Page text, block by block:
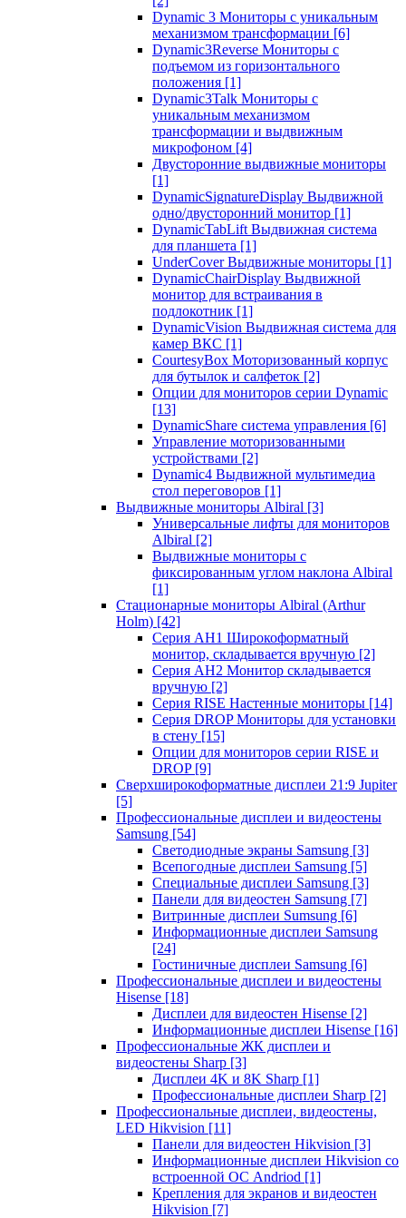
Dynamic 3 Мониторы с уникальным
механизмом трансформации [6]
Dynamic3Reverse Мониторы с
подъемом из горизонтального
положения [1]
Dynamic3Talk Мониторы с
уникальным механизмом
трансформации и выдвижным
микрофоном [4]
Двусторонние выдвижные мониторы
[1]
DynamicSignatureDisplay Выдвижной
одно/двусторонний монитор [1]
DynamicTabLift Выдвижная система
для планшета [1]
UnderCover Выдвижные мониторы [1]
DynamicChairDisplay Выдвижной
монитор для встраивания в
подлокотник [1]
DynamicVision Выдвижная система для
камер ВКС [1]
CourtesyBox Моторизованный корпус
для бутылок и салфеток [2]
Опции для мониторов серии Dynamic
[13]
DynamicShare система управления [6]
Управление моторизованными
устройствами [2]
Dynamic4 Выдвижной мультимедиа
стол переговоров [1]
Выдвижные мониторы Albiral [3]
Универсальные лифты для мониторов
Albiral [2]
Выдвижные мониторы с
фиксированным углом наклона Albiral
[1]
Стационарные мониторы Albiral (Arthur
Holm) [42]
Серия AH1 Широкоформатный
монитор, складывается вручную [2]
Серия AH2 Монитор складывается
вручную [2]
Серия RISE Настенные мониторы [14]
Серия DROP Мониторы для установки
в стену [15]
Опции для мониторов серии RISE и
DROP [9]
Сверхширокоформатные дисплеи 21:9 Jupiter
[5]
Профессиональные дисплеи и видеостены
Samsung [54]
Светодиодные экраны Samsung [3]
Всепогодные дисплеи Samsung [5]
Специальные дисплеи Samsung [3]
Панели для видеостен Samsung [7]
Витринные дисплеи Sumsung [6]
Информационные дисплеи Samsung
[24]
Гостиничные дисплеи Samsung [6]
Профессиональные дисплеи и видеостены
Hisense [18]
Дисплеи для видеостен Hisense [2]
Информационные дисплеи Hisense [16]
Профессиональные ЖК дисплеи и
видеостены Sharp [3]
Дисплеи 4K и 8K Sharp [1]
Профессиональные дисплеи Sharp [2]
Профессиональные дисплеи, видеостены,
LED Hikvision [11]
Панели для видеостен Hikvision [3]
Информационные дисплеи Hikvision со
встроенной ОС Andriod [1]
Крепления для экранов и видеостен
Hikvision [7]